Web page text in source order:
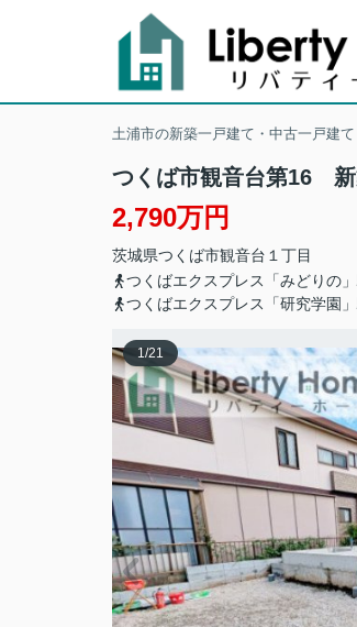
土浦市の新築一戸建て・中古一戸建
つくば市観音台第16
2,790万円
茨城県つくば市観音台 １丁目
つくばエクスプレス「みどりの
つくばエクスプレス「研究学園
1/21